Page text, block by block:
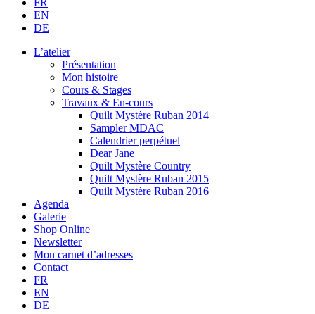
FR
EN
DE
L’atelier
Présentation
Mon histoire
Cours & Stages
Travaux & En-cours
Quilt Mystère Ruban 2014
Sampler MDAC
Calendrier perpétuel
Dear Jane
Quilt Mystère Country
Quilt Mystère Ruban 2015
Quilt Mystère Ruban 2016
Agenda
Galerie
Shop Online
Newsletter
Mon carnet d’adresses
Contact
FR
EN
DE